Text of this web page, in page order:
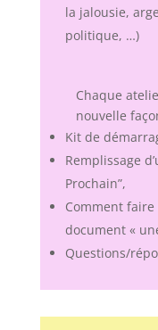
la jalousie,
politique, …)
Chaque
nouvelle
Kit de
Remplissage
Prochain”,
Comment
document «
Questions/